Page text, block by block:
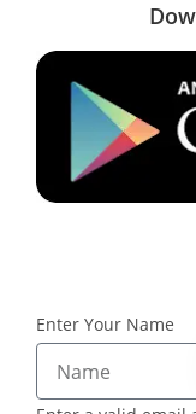
Enter Your Name